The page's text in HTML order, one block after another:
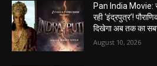
Pan India Movie:
रही ‘इंद्रपुत्र’!
दिखेगा अब तक का
August 10, 2026